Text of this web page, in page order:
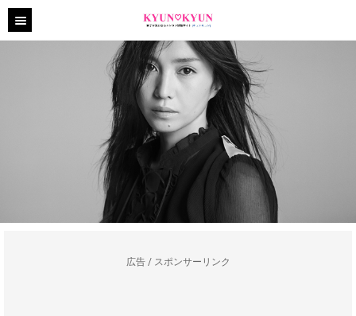
広告 / スポンサーリンク